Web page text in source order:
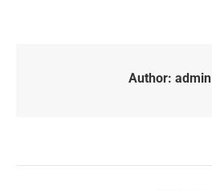
Author: admin